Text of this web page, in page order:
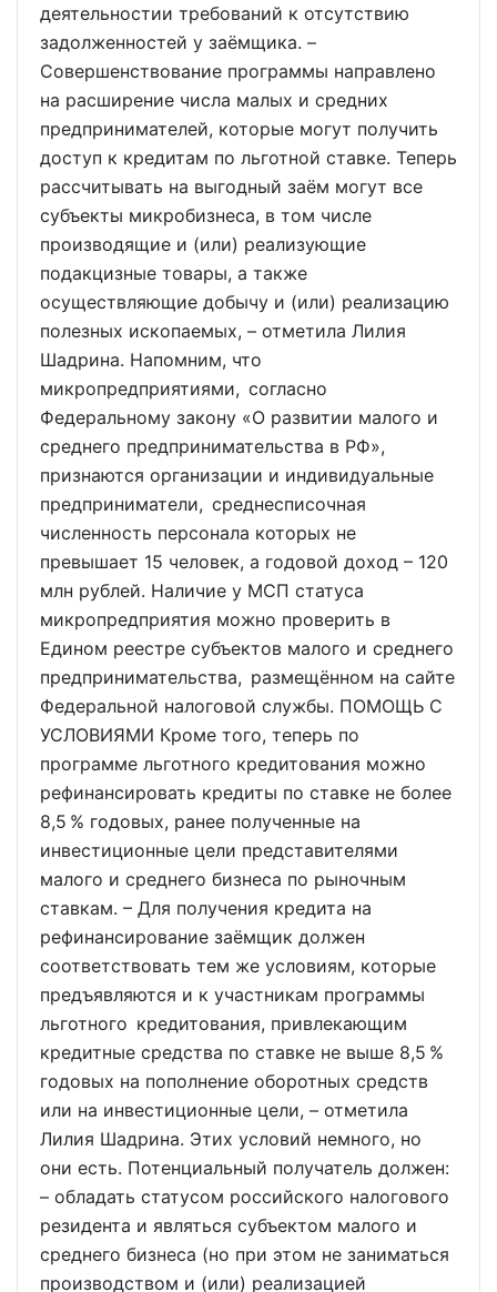
деятельностии требований к отсутствию
задолженностей у заёмщика. –
Совершенствование программы направлено
на расширение числа малых и средних
предпринимателей, которые могут получить
доступ к кредитам по льготной ставке. Теперь
рассчитывать на выгодный заём могут все
субъекты микробизнеса, в том числе
производящие и (или) реализующие
подакцизные товары, а также
осуществляющие добычу и (или) реализацию
полезных ископаемых, – отметила Лилия
Шадрина. Напомним, что
микропредприятиями, согласно
Федеральному закону «О развитии малого и
среднего предпринимательства в РФ»,
признаются организации и индивидуальные
предприниматели, среднесписочная
численность персонала которых не
превышает 15 человек, а годовой доход – 120
млн рублей. Наличие у МСП статуса
микропредприятия можно проверить в
Едином реестре субъектов малого и среднего
предпринимательства, размещённом на сайте
Федеральной налоговой службы. ПОМОЩЬ С
УСЛОВИЯМИ Кроме того, теперь по
программе льготного кредитования можно
рефинансировать кредиты по ставке не более
8,5 % годовых, ранее полученные на
инвестиционные цели представителями
малого и среднего бизнеса по рыночным
ставкам. – Для получения кредита на
рефинансирование заёмщик должен
соответствовать тем же условиям, которые
предъявляются и к участникам программы
льготного кредитования, привлекающим
кредитные средства по ставке не выше 8,5 %
годовых на пополнение оборотных средств
или на инвестиционные цели, – отметила
Лилия Шадрина. Этих условий немного, но
они есть. Потенциальный получатель должен:
– обладать статусом российского налогового
резидента и являться субъектом малого и
среднего бизнеса (но при этом не заниматься
производством и (или) реализацией